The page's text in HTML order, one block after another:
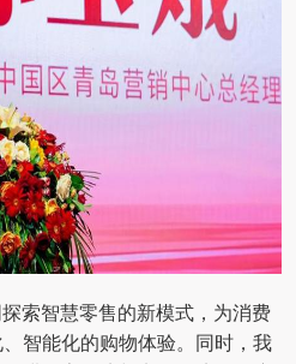
索智慧零售的新模式，为消费
智能化的购物体验。同时，我